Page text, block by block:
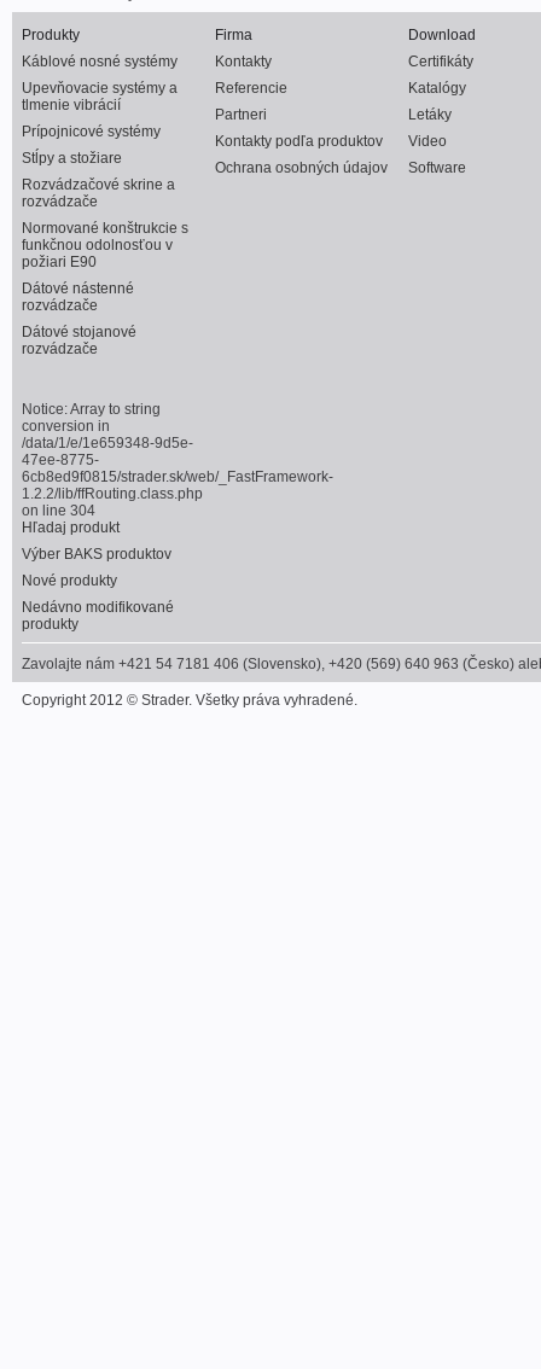
Produkty
Káblové nosné systémy
Upevňovacie systémy a
tlmenie vibrácií
Prípojnicové systémy
Stĺpy a stožiare
Rozvádzačové skrine a
rozvádzače
Normované konštrukcie s
funkčnou odolnosťou v
požiari E90
Dátové nástenné
rozvádzače
Dátové stojanové
rozvádzače
Notice: Array to string
conversion in
/data/1/e/1e659348-9d5e-
47ee-8775-
6cb8ed9f0815/strader.sk/web/_FastFramework-
1.2.2/lib/ffRouting.class.php
on line 304
Hľadaj produkt
Výber BAKS produktov
Nové produkty
Nedávno modifikované
produkty
Firma
Kontakty
Referencie
Partneri
Kontakty podľa produktov
Ochrana osobných údajov
Download
Certifikáty
Katalógy
Letáky
Video
Software
Zavolajte nám +421 54 7181 406 (Slovensko), +420 (569) 640 963 (Česko)
Copyright 2012 © Strader. Všetky práva vyhradené.